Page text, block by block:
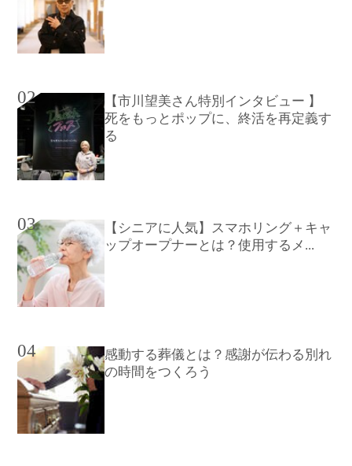
02
【市川望美さん特別インタビュー 】
死をもっとポップに、終活を再定義す
る
03
【シニアに人気】スマホリング＋キャ
ップオープナーとは？使用するメ...
04
感動する葬儀とは？感謝が伝わる別れ
の時間をつくろう